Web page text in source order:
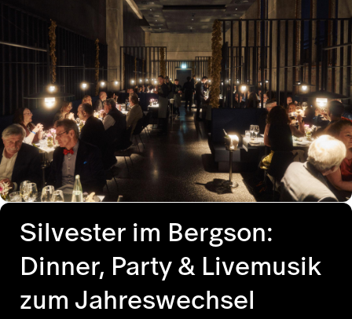
Silvester im Bergson:
Dinner, Party & Livemusik
zum Jahreswechsel